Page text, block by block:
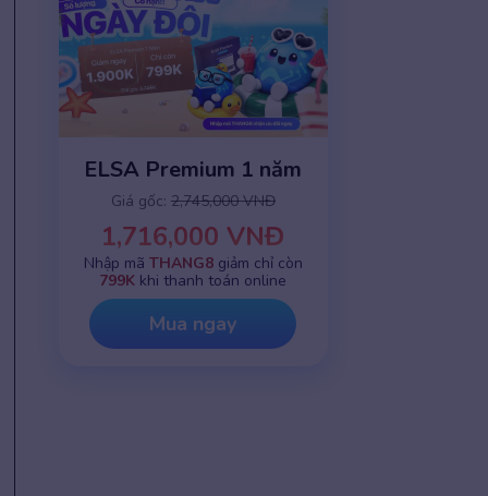
ELSA Premium 1 năm
Giá gốc: 2,745,000 VNĐ
1,716,000 VNĐ
Nhập mã THANG8giảm chỉ còn
799K khi thanh toán online
Mua ngay